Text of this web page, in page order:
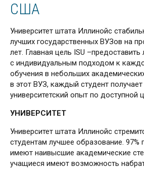
CША
Университет штата Иллинойс
лучших государственных ВУЗов на
лет. Главная цель ISU
с индивидуальным подходом к
обучения в небольших
в этот ВУЗ, каждый студент
университетский опыт по доступной
УНИВЕРСИТЕТ
Университет штата Иллинойс
студентам лучшее образование. 97%
имеют наивысшие академические
учащиеся имеют возможность